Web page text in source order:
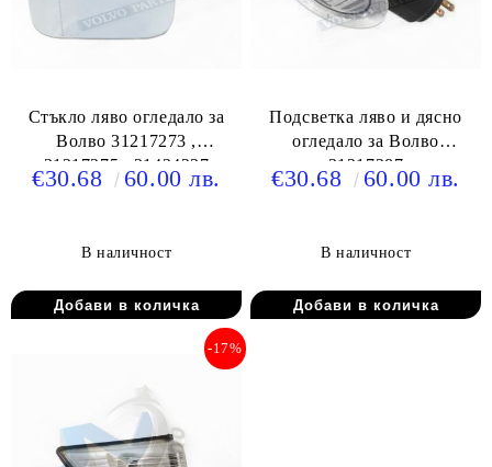
Стъкло ляво огледало за
Волво 31217273 ,
31217275 , 31424237
€30.68 60.00 лв.
В наличност
Подсветка ляво и дясно
огледало за Волво
31217287
€30.68 60.00 лв.
В наличност
-17%